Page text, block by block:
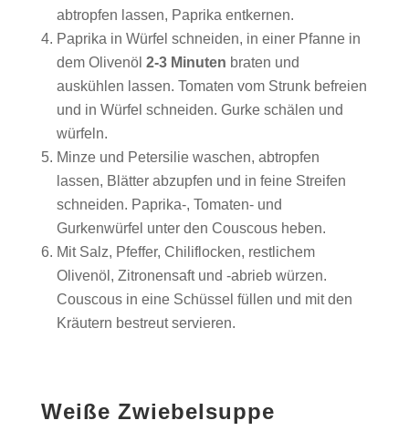
abtropfen lassen, Paprika entkernen.
Paprika in Würfel schneiden, in einer Pfanne in
dem Olivenöl 2-3 Minuten braten und
auskühlen lassen. Tomaten vom Strunk befreien
und in Würfel schneiden. Gurke schälen und
würfeln.
Minze und Petersilie waschen, abtropfen
lassen, Blätter abzupfen und in feine Streifen
schneiden. Paprika-, Tomaten- und
Gurkenwürfel unter den Couscous heben.
Mit Salz, Pfeffer, Chiliflocken, restlichem
Olivenöl, Zitronensaft und -abrieb würzen.
Couscous in eine Schüssel füllen und mit den
Kräutern bestreut servieren.
Weiße Zwiebelsuppe